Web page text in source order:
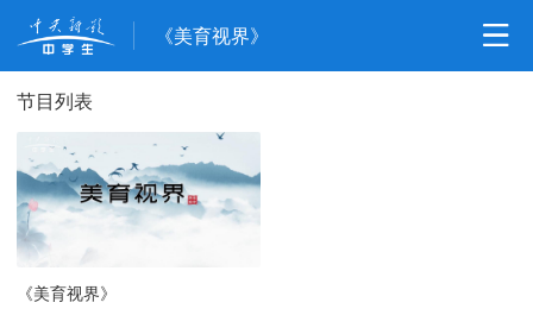
《美育视界》
节目列表
《美育视界》